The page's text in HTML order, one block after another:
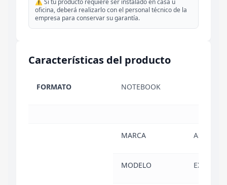
⚠️ Si tu producto requiere ser instalado en casa u
oficina, deberá realizarlo con el personal técnico de la
empresa para conservar su garantía.
Características del producto
FORMATO NOTEBOOK
MARCA ASUS
MODELO